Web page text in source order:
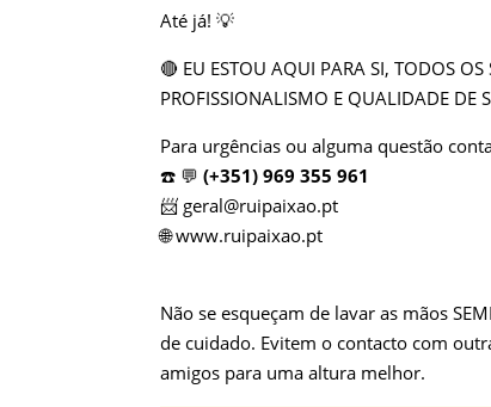
Até já!💡
🔴 EU ESTOU AQUI PARA SI, TODOS OS
PROFISSIONALISMO E QUALIDADE DE
Para urgências ou alguma questão
☎️ 💬 (+351) 969 355 961
📨 geral@ruipaixao.pt
🌐 www.ruipaixao.pt
Não se esqueçam de lavar as mãos
de cuidado. Evitem o contacto com
amigos para uma altura melhor.